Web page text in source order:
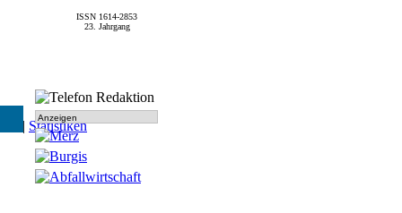
Anzeigen
ISSN 1614-2853
23. Jahrgang
| Statistiken